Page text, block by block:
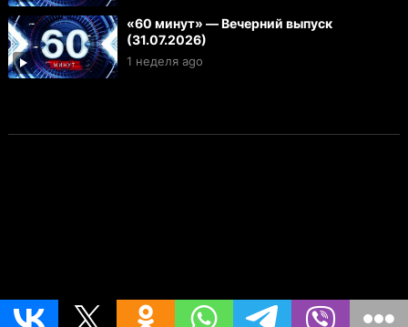
«60 минут» — Вечерний выпуск
(31.07.2026)
1 неделя ago